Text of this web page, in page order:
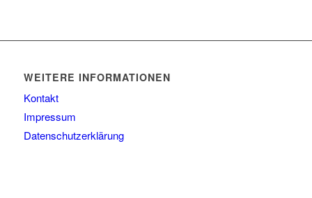
WEITERE INFORMATIONEN
Kontakt
Impressum
Datenschutzerklärung